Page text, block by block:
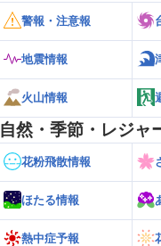
警報・注意報
地震情報
火山情報
自然・季節・レジャ
花粉飛散情報
ほたる情報
熱中症予報